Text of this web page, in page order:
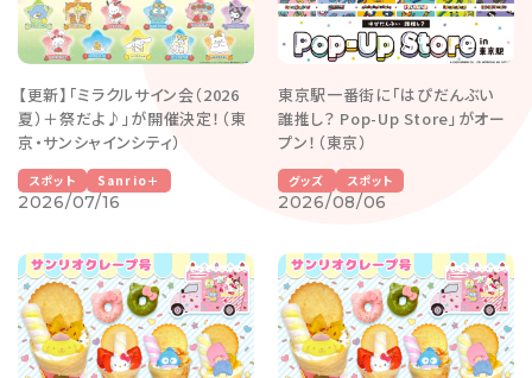
【更新】「ミラクルサイン会（2026
夏）＋祭だよ♪」が開催決定！（東
京・サンシャインシティ）
スポット Sanrio＋
2026/07/16
東京駅一番街に「はぴだんぶい
誰推し？ Pop-Up Store」がオー
プン！（東京）
グッズ スポット
2026/08/06